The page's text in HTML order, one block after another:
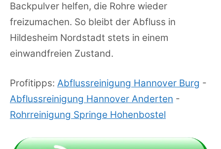
Backpulver helfen, die Rohre wieder
freizumachen. So bleibt der Abfluss in
Hildesheim Nordstadt stets in einem
einwandfreien Zustand.
Profitipps: Abflussreinigung Hannover Burg -
Abflussreinigung Hannover Anderten -
Rohrreinigung Springe Hohenbostel